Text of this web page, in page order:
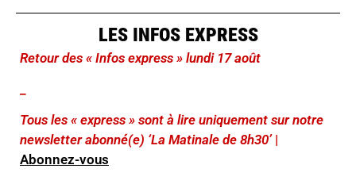
LES INFOS EXPRESS
Retour des « Infos express » lundi 17 août
Tous les « express » sont à lire uniquement sur notre
newsletter abonné(e) ‘La Matinale de 8h30’ |
Abonnez-vous